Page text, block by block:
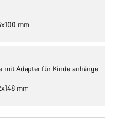
mm
mit Adapter für Kinderanhänger
mm